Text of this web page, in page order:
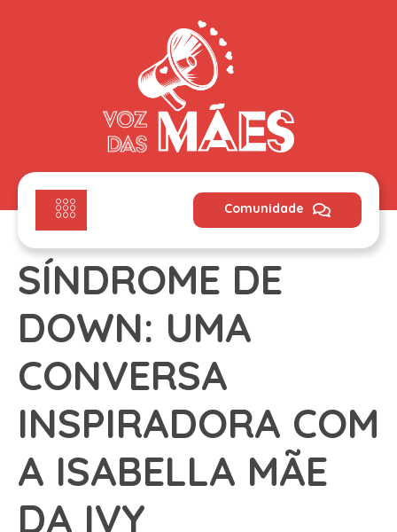
Comunidade
SÍNDROME DE
DOWN: UMA
CONVERSA
INSPIRADORA COM
A ISABELLA MÃE
DA IVY